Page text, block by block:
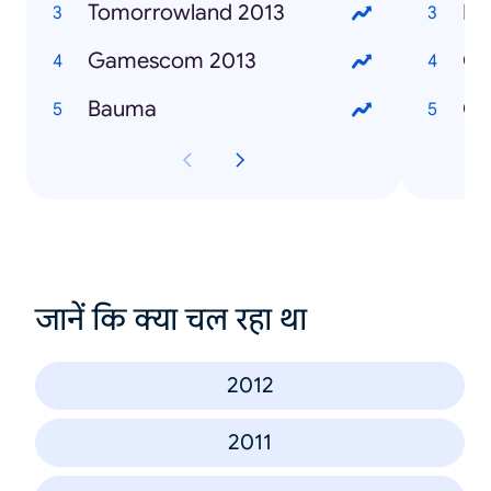
Tomorrowland 2013
Gamescom 2013
Bauma
जानें कि क्या चल रहा था
2012
2011